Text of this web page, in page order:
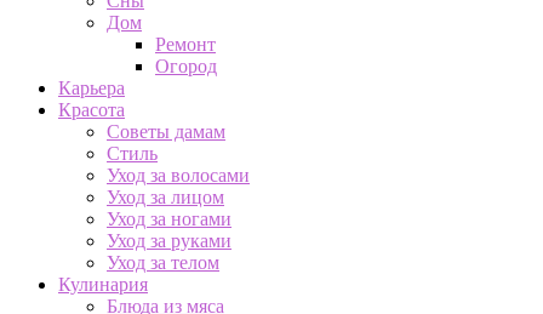
Дом
Ремонт
Огород
Карьера
Красота
Советы дамам
Стиль
Уход за волосами
Уход за лицом
Уход за ногами
Уход за руками
Уход за телом
Кулинария
Блюда из мяса